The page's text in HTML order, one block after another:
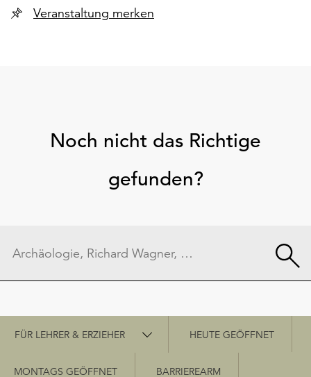
Veranstaltung merken
Noch nicht das Richtige
gefunden?
Schnellzugriff
FÜR LEHRER & ERZIEHER HEUTE GEÖFFNET
MONTAGS GEÖFFNET BARRIEREARM